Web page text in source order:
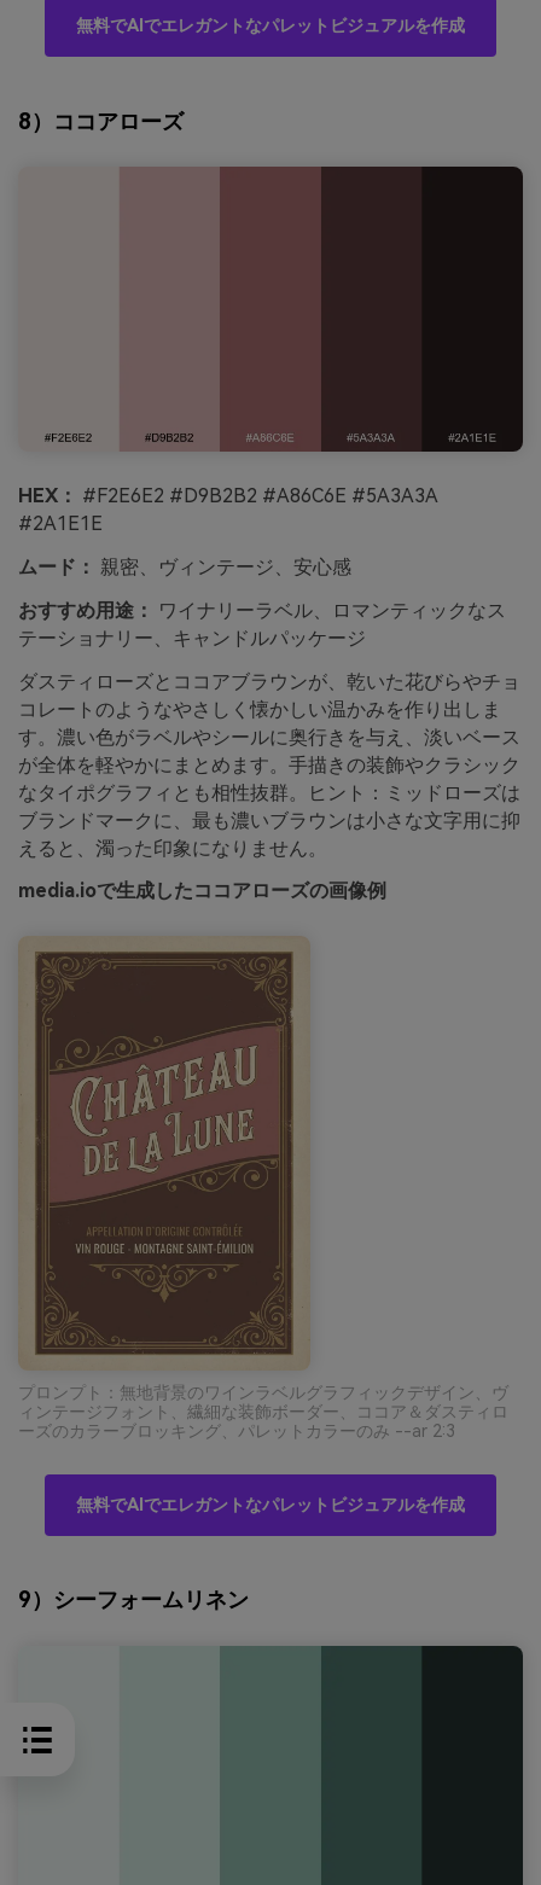
無料でAIでエレガントなパレットビジュアルを作成
8）ココアローズ
HEX： #F2E6E2 #D9B2B2 #A86C6E #5A3A3A
#2A1E1E
ムード： 親密、ヴィンテージ、安心感
おすすめ用途：
ワイナリーラベル、ロマンティックなス
テーショナリー、キャンドルパッケージ
ダスティローズとココアブラウンが、乾いた花びらやチョ
コレートのようなやさしく懐かしい温かみを作り出しま
す。濃い色がラベルやシールに奥行きを与え、淡いベース
が全体を軽やかにまとめます。手描きの装飾やクラシック
なタイポグラフィとも相性抜群。ヒント：ミッドローズは
ブランドマークに、最も濃いブラウンは小さな文字用に抑
えると、濁った印象になりません。
media.ioで生成したココアローズの画像例
プロンプト：無地背景のワインラベルグラフィックデザイン、ヴ
ィンテージフォント、繊細な装飾ボーダー、ココア＆ダスティロ
ーズのカラーブロッキング、パレットカラーのみ --ar 2:3
無料でAIでエレガントなパレットビジュアルを作成
9）シーフォームリネン